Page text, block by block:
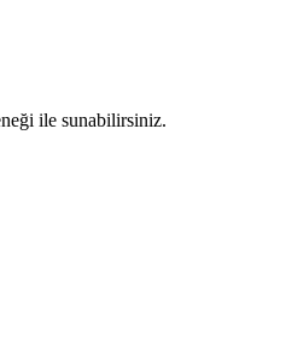
ile sunabilirsiniz.